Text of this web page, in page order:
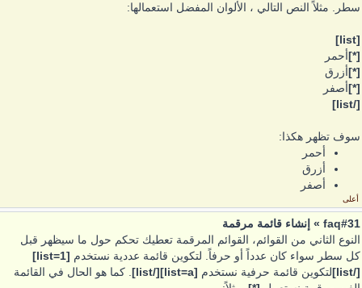
سطر. مثلاً النص التالي ، الألوان المفضل استعمالها:
[list]
[*]أحمر
[*]أزرق
[*]أصفر
[/list]
سوف تظهر هكذا:
أحمر
أزرق
أصفر
أعلى
faq#31 » إنشاء قائمة مرقمة
النوع الثاني من القوائم، القوائم المرقمة تعطيك تحكم حول ما سيظهر قبل
كل سطر سواء كان عدداً أو حرفاً. لتكوين قائمة عددية نستخدم
[list=1]
[/list]
لتكوين قائمة حرفية نستخدم [list=a][/list]
. كما هو الحال في القائمة